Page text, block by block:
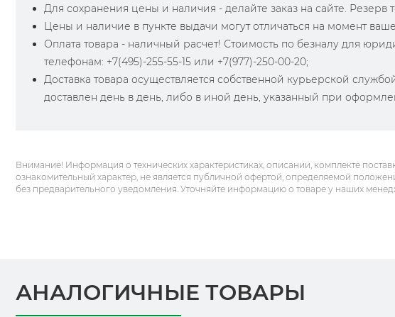
Для сохранения цены и наличия - делайте заказ на сайте. Резерв
Цены и наличие в пункте выдачи могут отличаться на момент
Оплата товара - наличный расчет! Стоимость по безналу для
телефонам: +7(495)-255-55-15 или +7(977)-250-00-20;
Доставка товара осуществляется собственной курьерской
доставлен день в день, либо в иной день, указанный при
Внимание! Информация о технических характеристиках, описании, комплекте
ознакомительный характер, не является публичной офертой, определяемой
без предварительного уведомления. Уточняйте информацию о товаре у наших
АНАЛОГИЧНЫЕ ТОВАРЫ